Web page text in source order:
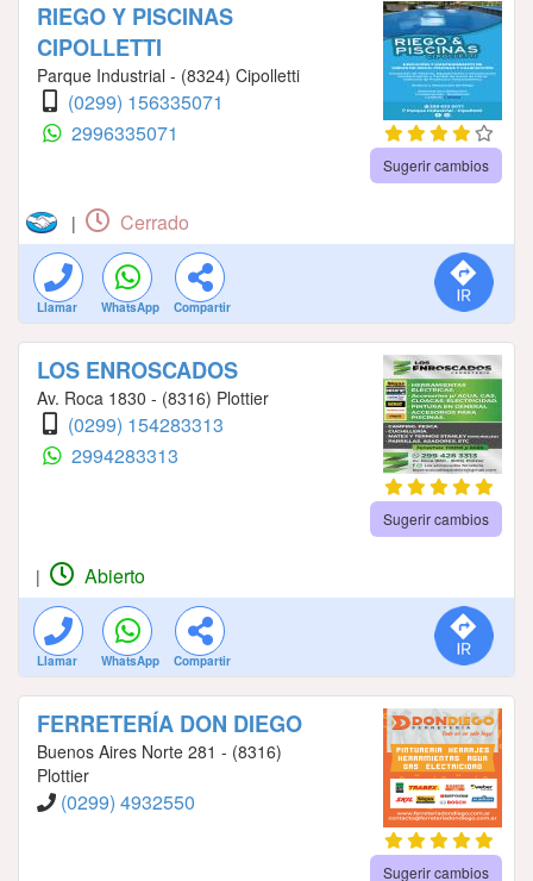
RIEGO Y PISCINAS
CIPOLLETTI
Parque Industrial - (8324) Cipolletti
(0299) 156335071
2996335071
Sugerir cambios
| Cerrado
Llamar WhatsApp Compartir
LOS ENROSCADOS
Av. Roca 1830 - (8316) Plottier
(0299) 154283313
2994283313
Sugerir cambios
| Abierto
Llamar WhatsApp Compartir
FERRETERÍA DON DIEGO
Buenos Aires Norte 281 - (8316)
Plottier
(0299) 4932550
Sugerir cambios